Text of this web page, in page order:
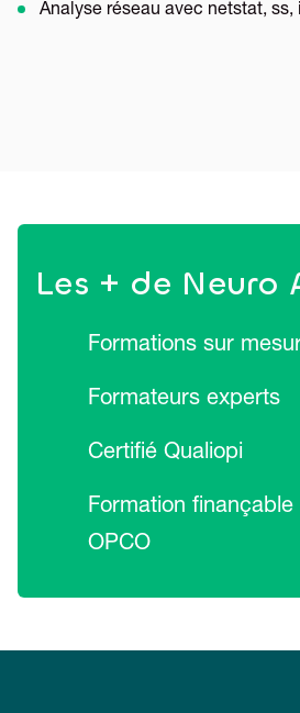
Analyse réseau avec netstat, ss,
Les + de Neuro
Formations sur
Formateurs experts
Certifié Qualiopi
Formation
OPCO